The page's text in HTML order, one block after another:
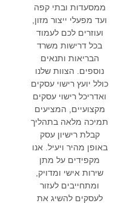
ממסעדות ובתי קפה
ועד מפעלי ייצור מזון,
ועוזרים לכם לעמוד
בכל דרישות משרד
הבריאות ותנאים
נוספים. הצוות שלנו
כולל יועץ רישוי עסקים
ואדריכל רישוי עסקים
מקצועיים, המציעים
תמיכה מלאה בתהליך
קבלת רישיון עסק
באופן מהיר ויעיל. אנו
מקפידים על מתן
שירות אישי ומדויק,
ומתחייבים לעזור
לעסקים להשיג את